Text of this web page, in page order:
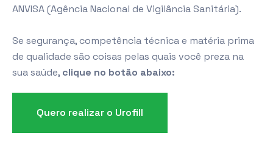
ANVISA (Agência Nacional de Vigilância Sanitária).
Se segurança, competência técnica e matéria prima
de qualidade são coisas pelas quais você preza na
sua saúde, clique no botão abaixo:
Quero realizar o Urofill